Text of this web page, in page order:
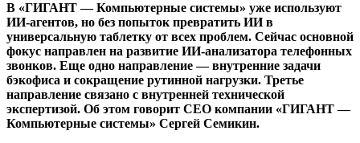
В «ГИГАНТ — Компьютерные системы» уже используют
ИИ-агентов, но без попыток превратить ИИ в
универсальную таблетку от всех проблем. Сейчас основной
фокус направлен на развитие ИИ-анализатора телефонных
звонков. Еще одно направление — внутренние задачи
бэкофиса и сокращение рутинной нагрузки. Третье
направление связано с внутренней технической
экспертизой. Об этом говорит СЕО компании «ГИГАНТ —
Компьютерные системы» Сергей Семикин.